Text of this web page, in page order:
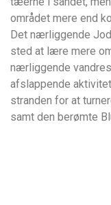
området mere end
Det nærliggende
sted at lære mere
nærliggende
afslappende
stranden for at
samt den berømte